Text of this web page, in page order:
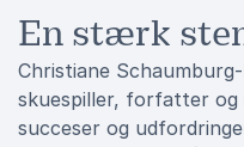
En stærk
Christiane
skuespiller, forfatter
succeser og